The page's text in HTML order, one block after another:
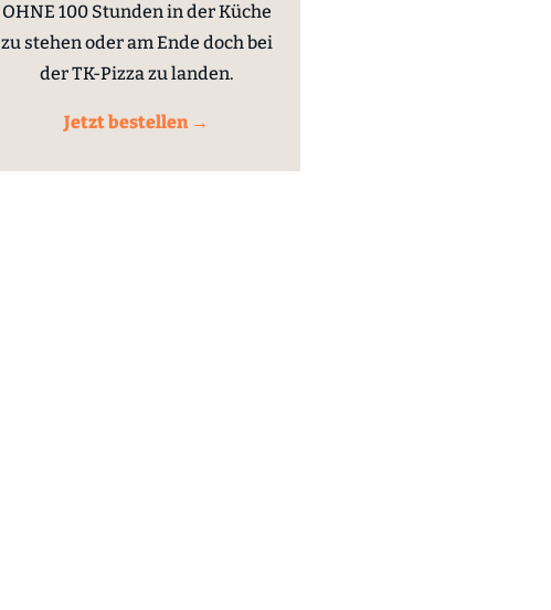
OHNE 100 Stunden in der Küche
zu stehen oder am Ende doch bei
der TK-Pizza zu landen.
Jetzt bestellen →